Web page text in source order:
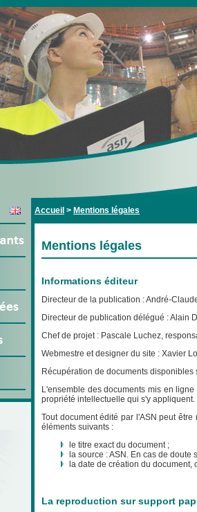
Accueil > Mentions légales
Mentions légales
Informations éditeur
Directeur de la publication : André-
Directeur de publication délégué : Alain
Chef de projet : Pascale Luchez,
Webmestre et designer du site : Xavier
Récupération de documents
L'ensemble des documents mis en
propriété intellectuelle qui s'y appliquent.
Tout document édité par l'ASN peut
éléments suivants :
le titre exact du document ;
la source : ASN. En cas de
la date de création du document,
La reproduction sur support